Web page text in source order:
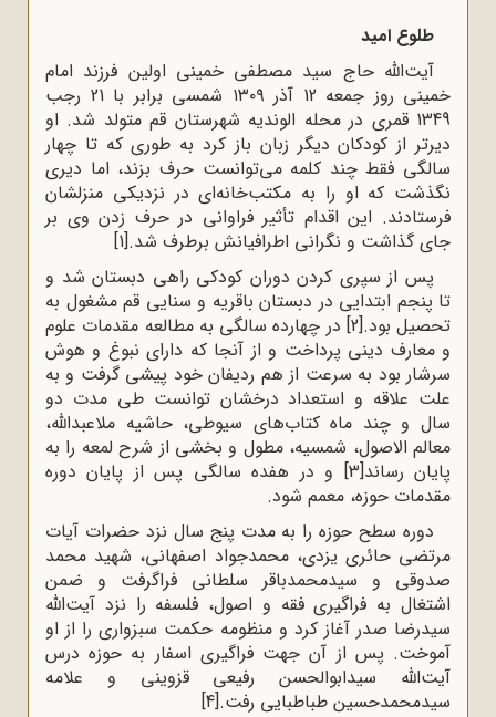
طلوع امید
آیت‌الله حاج سید مصطفی خمینی اولین فرزند امام
خمینی روز جمعه 12 آذر ۱۳۰۹ شمسی برابر با 21 رجب
1349 قمری در محله الوندیه شهرستان قم متولد شد. او
دیرتر از کودکان دیگر زبان باز کرد به طوری ‌که تا چهار
سالگی فقط چند کلمه می‌توانست حرف بزند، اما دیری
نگذشت که او را به مکتب‌خانه‌ای در نزدیکی منزلشان
فرستادند. این اقدام تأثیر فراوانی در حرف زدن وی بر
جای گذاشت و نگرانی اطرافیانش برطرف شد.[1]
پس از سپری کردن دوران کودکی راهی دبستان شد و
تا پنجم ابتدایی در دبستان باقریه و سنایی قم مشغول به
تحصیل بود.[2] در چهارده سالگی به مطالعه مقدمات علوم
و معارف دینی پرداخت و از آنجا که دارای نبوغ و هوش
سرشار بود به سرعت از هم ردیفان خود پیشی گرفت و به
علت علاقه و استعداد درخشان توانست طی مدت دو
سال و چند ماه کتاب‌های سیوطی، حاشیه ملاعبدالله،
معالم الاصول، شمسیه، مطول و بخشی از شرح لمعه را به
پایان رساند[3] و در هفده سالگی پس از پایان دوره
مقدمات حوزه، معمم شود.
دوره سطح حوزه را به مدت پنج سال نزد حضرات آیات
مرتضی حائری یزدی، محمدجواد اصفهانی، شهید محمد
صدوقی و سیدمحمدباقر سلطانی فراگرفت و ضمن
اشتغال به فراگیری فقه و اصول، فلسفه را نزد آیت‌الله
سیدرضا صدر آغاز کرد و منظومه حکمت سبزواری را از او
آموخت. پس از آن جهت فراگیری اسفار به حوزه درس
آیت‌الله سیدابوالحسن رفیعی قزوینی و علامه
سیدمحمدحسین طباطبایی رفت.[4]